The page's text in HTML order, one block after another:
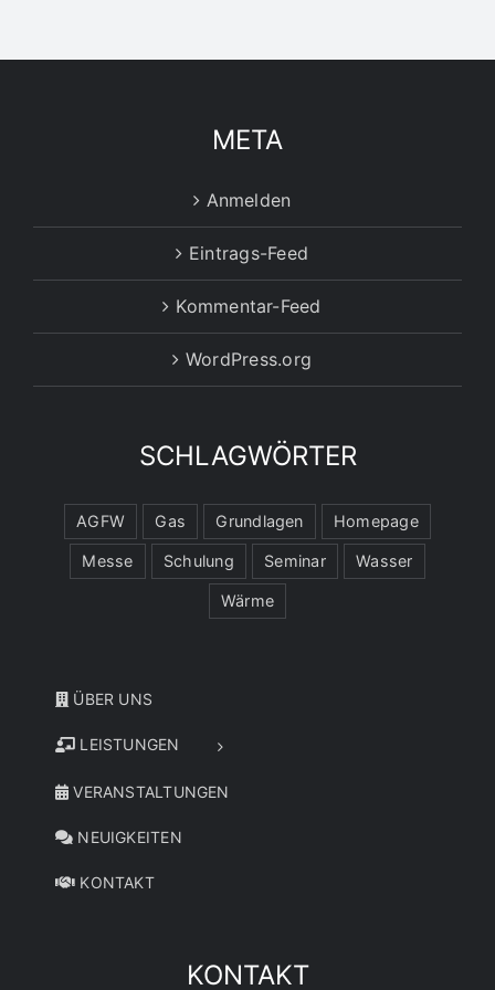
META
Anmelden
Eintrags-Feed
Kommentar-Feed
WordPress.org
SCHLAGWÖRTER
AGFW Gas Grundlagen Homepage
Messe Schulung Seminar Wasser
Wärme
ÜBER UNS
LEISTUNGEN
VERANSTALTUNGEN
NEUIGKEITEN
KONTAKT
KONTAKT